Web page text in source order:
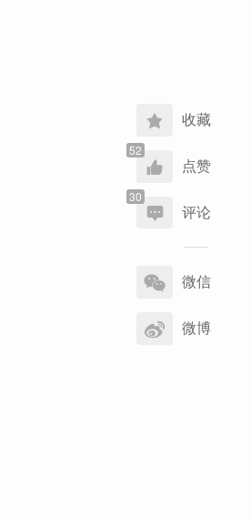
收藏
点赞
评论
享
到
微信
微博